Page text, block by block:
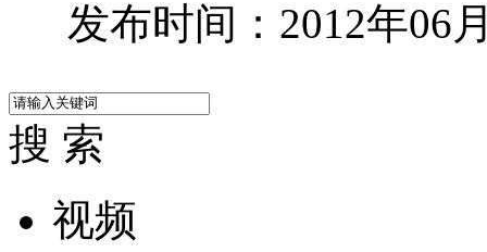
发布时间：2012年06
搜 索
视频